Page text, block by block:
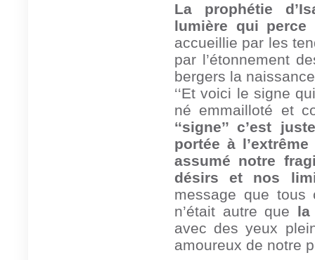
La prophétie
lumière qui perce
accueillie par les
par l’étonnement
bergers la
‘‘Et voici le signe
né emmailloté et
‘‘signe’’ c’est
portée à l’extrême
assumé notre
désirs et nos
message que tous
n’était autre que la
avec des yeux
amoureux de notre